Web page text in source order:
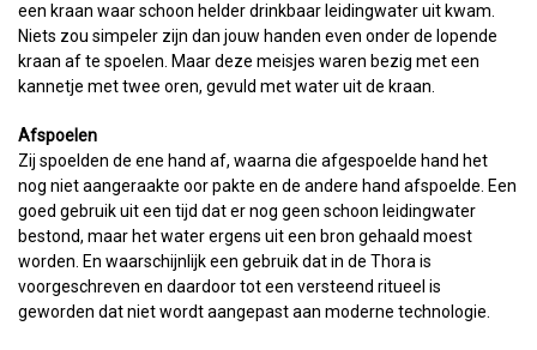
een kraan waar schoon helder drinkbaar leidingwater uit kwam.
Niets zou simpeler zijn dan jouw handen even onder de lopende
kraan af te spoelen. Maar deze meisjes waren bezig met een
kannetje met twee oren, gevuld met water uit de kraan.
Afspoelen
Zij spoelden de ene hand af, waarna die afgespoelde hand het
nog niet aangeraakte oor pakte en de andere hand afspoelde. Een
goed gebruik uit een tijd dat er nog geen schoon leidingwater
bestond, maar het water ergens uit een bron gehaald moest
worden. En waarschijnlijk een gebruik dat in de Thora is
voorgeschreven en daardoor tot een versteend ritueel is
geworden dat niet wordt aangepast aan moderne technologie.